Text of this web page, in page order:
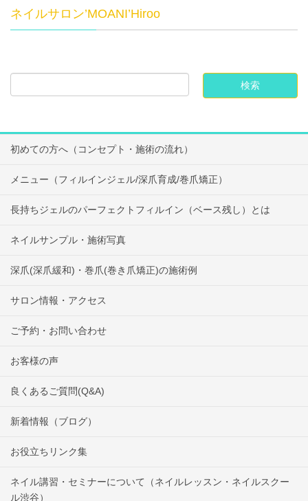
ネイルサロン’MOANI’Hiroo
初めての方へ（コンセプト・施術の流れ）
メニュー（フィルインジェル/深爪育成/巻爪矯正）
長持ちジェルのパーフェクトフィルイン（ベース残し）とは
ネイルサンプル・施術写真
深爪(深爪緩和)・巻爪(巻き爪矯正)の施術例
サロン情報・アクセス
ご予約・お問い合わせ
お客様の声
良くあるご質問(Q&A)
新着情報（ブログ）
お役立ちリンク集
ネイル講習・セミナーについて（ネイルレッスン・ネイルスクー
ル渋谷）